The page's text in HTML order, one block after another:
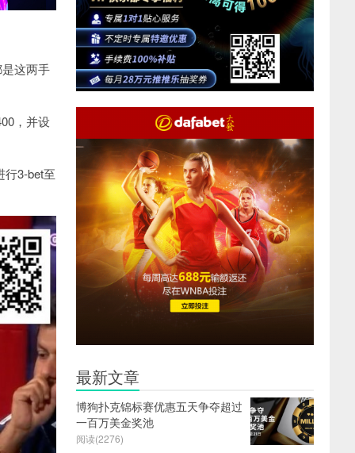
这两手
，并设
行3-bet至
最新文章
博狗扑克锦标赛优惠五天争夺超过
一百万美金奖池
阅读(2276)